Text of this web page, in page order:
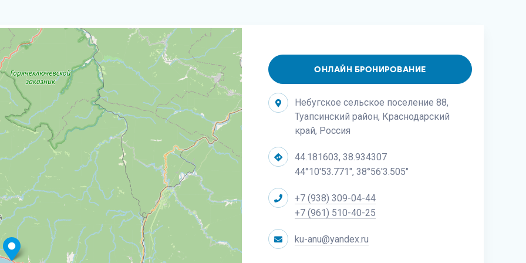
ОНЛАЙН БРОНИРОВАНИЕ
Небугское сельское поселение 88,
Туапсинский район, Краснодарский
край, Россия
44.181603, 38.934307
44°10'53.771", 38°56'3.505"
+7 (938) 309-04-44
+7 (961) 510-40-25
ku-anu@yandex.ru